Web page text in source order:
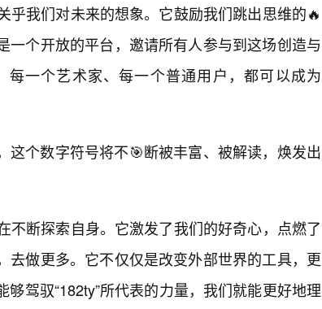
乎我们对未来的想象。它鼓励我们跳出思维的🔥
一个开放的平台，邀请所有人参与到这场创造与
一个艺术家、每一个普通用户，都可以成为
这个数字符号将不🎯断被丰富、被解读，焕发出
不断探索自身。它激发了我们的好奇心，点燃了
去做更多。它不仅仅是改变外部世界的工具，更
驾驭“182ty”所代表的力量，我们就能更好地理